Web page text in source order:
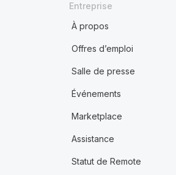
Entreprise
À propos
Offres d’emploi
Salle de presse
Événements
Marketplace
Assistance
Statut de Remote